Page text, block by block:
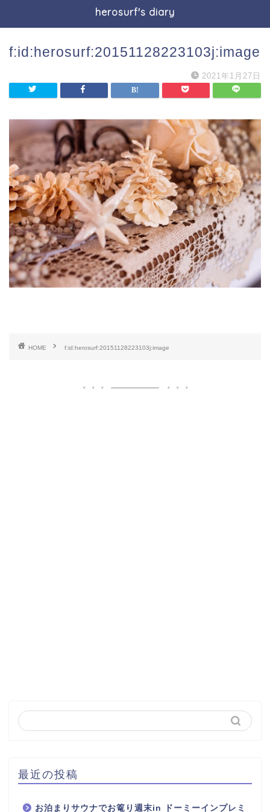
herosurf's diary
f:id:herosurf:20151128223103j:image
2021年1月27日
HOME f:id:herosurf:20151128223103j:image
最近の投稿
お泊まりサウナでお篭り週末in ドーミーインプレミ